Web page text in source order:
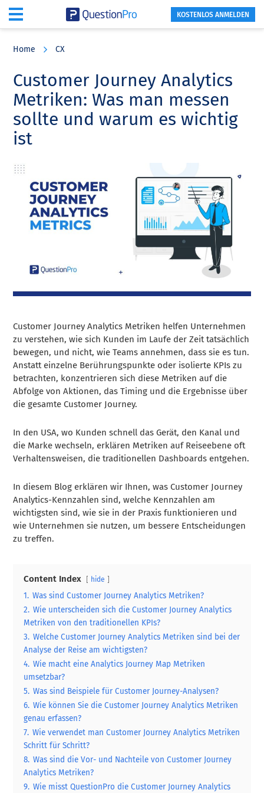
content
sidebar
KOSTENLOS ANMELDEN
Home CX
Customer Journey Analytics
Metriken: Was man messen
sollte und warum es wichtig
ist
Customer Journey Analytics Metriken helfen Unternehmen
zu verstehen, wie sich Kunden im Laufe der Zeit tatsächlich
bewegen, und nicht, wie Teams annehmen, dass sie es tun.
Anstatt einzelne Berührungspunkte oder isolierte KPIs zu
betrachten, konzentrieren sich diese Metriken auf die
Abfolge von Aktionen, das Timing und die Ergebnisse über
die gesamte Customer Journey.
In den USA, wo Kunden schnell das Gerät, den Kanal und
die Marke wechseln, erklären Metriken auf Reiseebene oft
Verhaltensweisen, die traditionellen Dashboards entgehen.
In diesem Blog erklären wir Ihnen, was Customer Journey
Analytics-Kennzahlen sind, welche Kennzahlen am
wichtigsten sind, wie sie in der Praxis funktionieren und
wie Unternehmen sie nutzen, um bessere Entscheidungen
zu treffen.
Content Index hide
1. Was sind Customer Journey Analytics Metriken?
2. Wie unterscheiden sich die Customer Journey Analytics
Metriken von den traditionellen KPIs?
3. Welche Customer Journey Analytics Metriken sind bei der
Analyse der Reise am wichtigsten?
4. Wie macht eine Analytics Journey Map Metriken
umsetzbar?
5. Was sind Beispiele für Customer Journey-Analysen?
6. Wie können Sie die Customer Journey Analytics Metriken
genau erfassen?
7. Wie verwendet man Customer Journey Analytics Metriken
Schritt für Schritt?
8. Was sind die Vor- und Nachteile von Customer Journey
Analytics Metriken?
9. Wie misst QuestionPro die Customer Journey Analytics